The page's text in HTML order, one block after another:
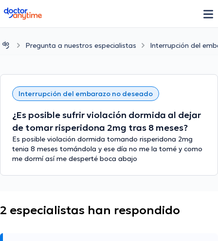
doctoranytime
Pregunta a nuestros especialistas Interrupción del
Interrupción del embarazo no deseado
¿Es posible sufrir violación dormida al dejar
de tomar risperidona 2mg tras 8 meses?
Es posible violación dormida tomando risperidona 2mg
tenia 8 meses tomándola y ese día no me la tomé y como
me dormí así me desperté boca abajo
2 especialistas han respondido